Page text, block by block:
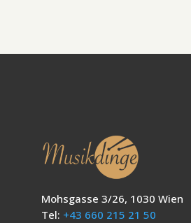
Mohsgasse 3/26, 1030 Wien
Tel: +43 660 215 21 50